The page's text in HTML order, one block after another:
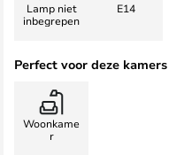
Lamp niet
inbegrepen
E14
Perfect voor deze kamers
Woonkame
r